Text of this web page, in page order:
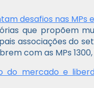
desafios nas MPs
que propõem
associações do
com as MPs 1300,
do mercado e